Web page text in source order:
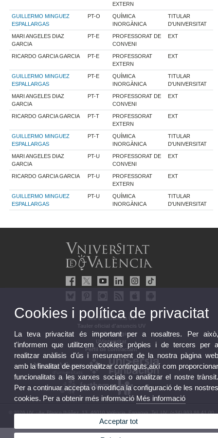
EXTERN
GUILLERMO MINGUEZ
ESPALLARGAS
PT-O
QUÍMICA
INORGÀNICA
TITULAR
D'UNIVERSITAT
MARI ANGELES DIAZ
GARCIA
PT-E
PROFESSORAT DE
CONVENI
EXT
RICARDO GARCIA GARCIA PT-E
PROFESSORAT
EXTERN
EXT
GUILLERMO MINGUEZ
ESPALLARGAS
PT-E
QUÍMICA
INORGÀNICA
TITULAR
D'UNIVERSITAT
MARI ANGELES DIAZ
GARCIA
PT-T
PROFESSORAT DE
CONVENI
EXT
RICARDO GARCIA GARCIA PT-T
PROFESSORAT
EXTERN
EXT
GUILLERMO MINGUEZ
ESPALLARGAS
PT-T
QUÍMICA
INORGÀNICA
TITULAR
D'UNIVERSITAT
MARI ANGELES DIAZ
GARCIA
PT-U
PROFESSORAT DE
CONVENI
EXT
RICARDO GARCIA GARCIA PT-U
PROFESSORAT
EXTERN
EXT
GUILLERMO MINGUEZ
ESPALLARGAS
PT-U
QUÍMICA
INORGÀNICA
TITULAR
D'UNIVERSITAT
Seu Electrònica UV
Tauler oficial d'anuncis UV
Pla Estratègic
UVintegritat
Perfil de contractant
© 2026 UV. - Av. Blasco Ibáñez, 13. 46010 València. Espanya. Tel. UV: (+34) 963 86 41 00
Política privacitat|Cookies
Cookies i política de privacitat
La teva privacitat és important per a nosaltres. Per
t'informem que utilitzem cookies pròpies i de tercers per
realitzar anàlisis d'ús i mesurament de la nostra pàgina
amb la finalitat de personalitzar continguts,així com
funcionalitats a les xarxes socials o analitzar el nostre
Per a continuar accepta o modifica la configuració de les
cookies. Per a obtenir més informació Més informació
Acceptar tot